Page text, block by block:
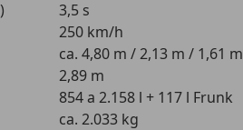
3,5 s
250 km/h
ca. 4,80 m / 2,13 m / 1,61 m
2,89 m
854 a 2.158 l + 117 l Frunk
ca. 2.033 kg